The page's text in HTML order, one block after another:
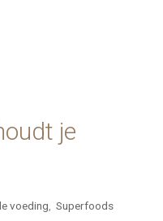
je
voeding, Superfoods